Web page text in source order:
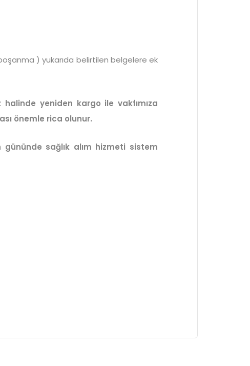
) yukarıda belirtilen belgelere ek
yeniden kargo ile vakfımıza
önemle rica olunur.
sağlık alım hizmeti sistem